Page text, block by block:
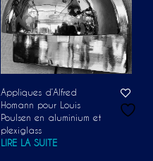
Appliques d’Alfred
Homann pour Louis
Poulsen en aluminium et
plexiglass
LIRE LA SUITE